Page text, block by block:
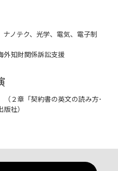
ノテク、光学、電気、電子制
外知財関係訴訟支援
（２章「契約書の英文の読み方･
社）